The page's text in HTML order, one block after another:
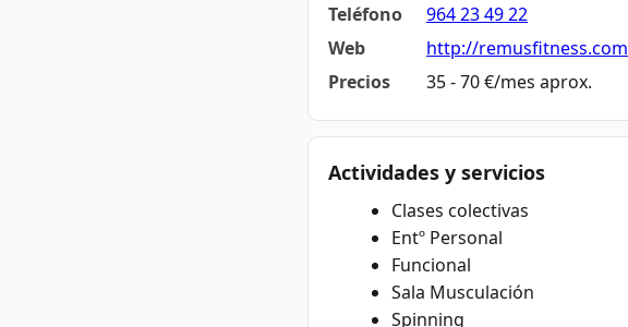
Teléfono
964 23 49 22
Web
http://remusfitness.com
Precios
35 - 70 €/mes aprox.
Actividades y servicios
Clases colectivas
Entº Personal
Funcional
Sala Musculación
Spinning